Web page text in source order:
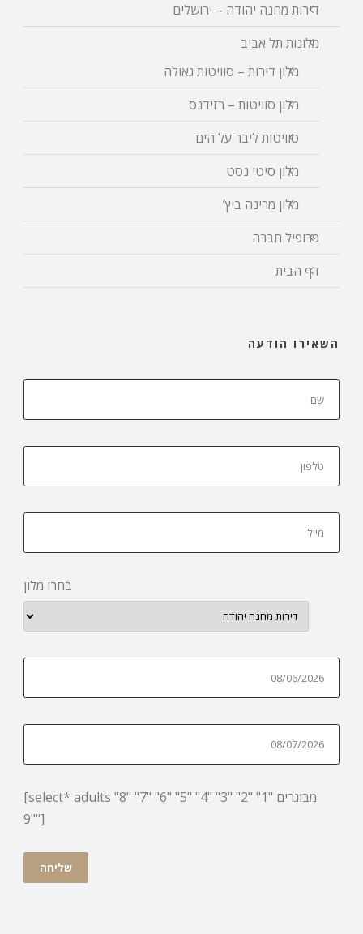
דירות מחנה יהודה – ירושלים
מלונות תל אביב
מלון דירות – סוויטות גאולה
מלון סוויטות – רזידנס
סוויטות ליבר על הים
מלון סיטי נסט
מלון מרינה ביץ’
פרופיל חברה
דף הבית
השאירו הודעה
בחרו מלון
[select* adults מבוגרים "1" "2" "3" "4" "5" "6" "7" "8"
"9"]